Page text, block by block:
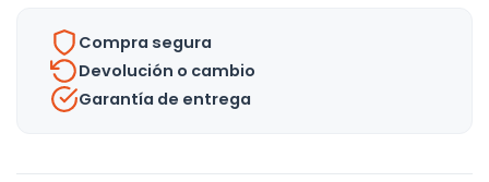
Compra segura
Devolución o cambio
Garantía de entrega